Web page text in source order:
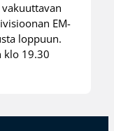
EM-
loppuun.
klo 19.30